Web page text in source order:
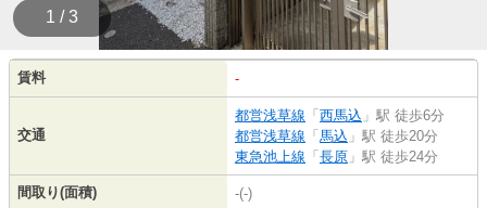
1 / 3
賃料 -
交通
都営浅草線 「 西馬込 」駅 徒歩6分
都営浅草線 「 馬込 」駅 徒歩20分
東急池上線 「 長原 」駅 徒歩24分
間取り(面積) -(-)